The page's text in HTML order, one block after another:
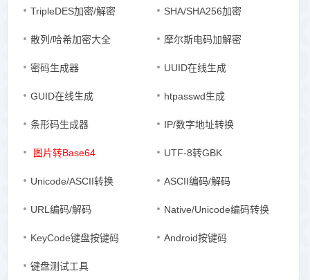
TripleDES加密/解密 SHA/SHA256加密
散列/哈希加密大全 摩尔斯电码加解密
密码生成器 UUID在线生成
GUID在线生成 htpasswd生成
条形码生成器 IP/数字地址转换
图片转Base64 UTF-8转GBK
Unicode/ASCII转换 ASCII编码/解码
URL编码/解码 Native/Unicode编码转换
KeyCode键盘按键码 Android按键码
键盘测试工具